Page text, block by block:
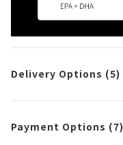
Delivery Options (5)
Payment Options (7)